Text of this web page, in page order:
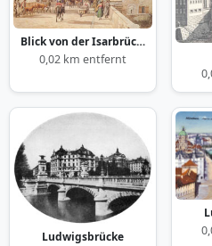
Blick von der Isarbrücke
0,02 km entfernt
Ludwigsbrücke